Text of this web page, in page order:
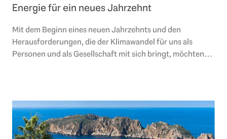
Energie für ein neues Jahrzehnt
Mit dem Beginn eines neuen Jahrzehnts und den
Herausforderungen, die der Klimawandel für uns als
Personen und als Gesellschaft mit sich bringt, möchten